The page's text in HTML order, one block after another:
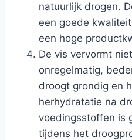
natuurlijk drogen.
een goede
een hoge
De vis vervormt
onregelmatig,
droogt grondig en
herhydratatie na
voedingsstoffen is
tijdens het